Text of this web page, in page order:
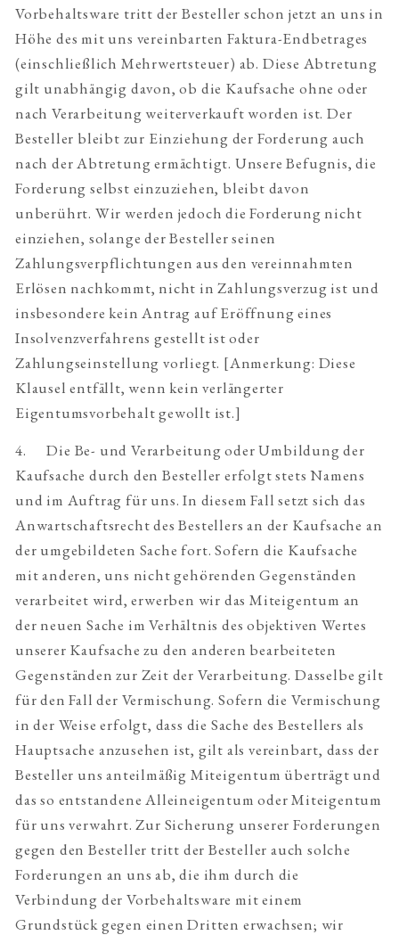
Vorbehaltsware tritt der Besteller schon jetzt an uns in
Höhe des mit uns vereinbarten Faktura-Endbetrages
(einschließlich Mehrwertsteuer) ab. Diese Abtretung
gilt unabhängig davon, ob die Kaufsache ohne oder
nach Verarbeitung weiterverkauft worden ist. Der
Besteller bleibt zur Einziehung der Forderung auch
nach der Abtretung ermächtigt. Unsere Befugnis, die
Forderung selbst einzuziehen, bleibt davon
unberührt. Wir werden jedoch die Forderung nicht
einziehen, solange der Besteller seinen
Zahlungsverpflichtungen aus den vereinnahmten
Erlösen nachkommt, nicht in Zahlungsverzug ist und
insbesondere kein Antrag auf Eröffnung eines
Insolvenzverfahrens gestellt ist oder
Zahlungseinstellung vorliegt. [Anmerkung: Diese
Klausel entfällt, wenn kein verlängerter
Eigentumsvorbehalt gewollt ist.]
4. Die Be- und Verarbeitung oder Umbildung der
Kaufsache durch den Besteller erfolgt stets Namens
und im Auftrag für uns. In diesem Fall setzt sich das
Anwartschaftsrecht des Bestellers an der Kaufsache an
der umgebildeten Sache fort. Sofern die Kaufsache
mit anderen, uns nicht gehörenden Gegenständen
verarbeitet wird, erwerben wir das Miteigentum an
der neuen Sache im Verhältnis des objektiven Wertes
unserer Kaufsache zu den anderen bearbeiteten
Gegenständen zur Zeit der Verarbeitung. Dasselbe gilt
für den Fall der Vermischung. Sofern die Vermischung
in der Weise erfolgt, dass die Sache des Bestellers als
Hauptsache anzusehen ist, gilt als vereinbart, dass der
Besteller uns anteilmäßig Miteigentum überträgt und
das so entstandene Alleineigentum oder Miteigentum
für uns verwahrt. Zur Sicherung unserer Forderungen
gegen den Besteller tritt der Besteller auch solche
Forderungen an uns ab, die ihm durch die
Verbindung der Vorbehaltsware mit einem
Grundstück gegen einen Dritten erwachsen; wir